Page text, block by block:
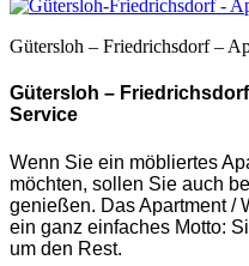
Gütersloh – Friedrichsdorf –
Gütersloh –
Service
Wenn Sie ein möbliertes
möchten, sollen Sie auch
genießen. Das Apartment /
ein ganz einfaches Motto:
um den Rest.